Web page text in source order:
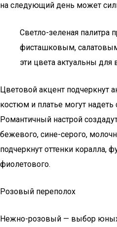
на следующий день может
Светло-зеленая палитра
фисташковым,
эти цвета актуальны для
Цветовой акцент подчеркнут
костюм и платье могут надеть
Романтичный настрой
бежевого, сине-серого,
подчеркнут оттенки коралла,
фиолетового.
Розовый переполох
Нежно-розовый — выбор юных